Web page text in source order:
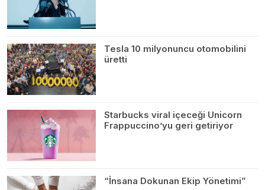
Tesla 10 milyonuncu otomobilini
üretti
Starbucks viral içeceği Unicorn
Frappuccino’yu geri getiriyor
“İnsana Dokunan Ekip Yönetimi”